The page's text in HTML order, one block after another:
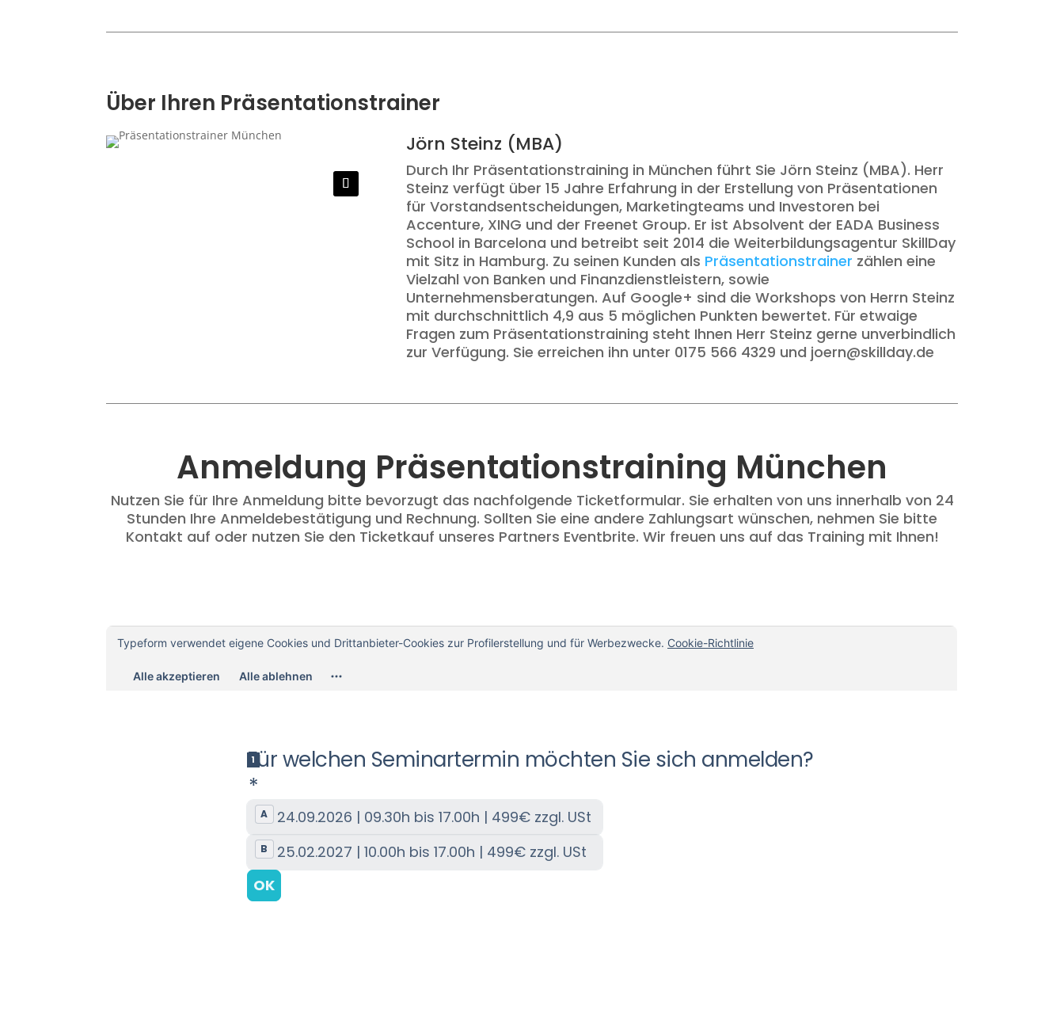
Über Ihren Präsentationstrainer
Jörn Steinz (MBA)
Durch Ihr Präsentationstraining in München führt Sie Jörn Steinz (MBA). Herr
Steinz verfügt über 15 Jahre Erfahrung in der Erstellung von Präsentationen
für Vorstandsentscheidungen, Marketingteams und Investoren bei
Accenture, XING und der Freenet Group. Er ist Absolvent der EADA Business
School in Barcelona und betreibt seit 2014 die Weiterbildungsagentur SkillDay
mit Sitz in Hamburg. Zu seinen Kunden als Präsentationstrainer zählen eine
Vielzahl von Banken und Finanzdienstleistern, sowie
Unternehmensberatungen. Auf Google+ sind die Workshops von Herrn Steinz
mit durchschnittlich 4,9 aus 5 möglichen Punkten bewertet. Für etwaige
Fragen zum Präsentationstraining steht Ihnen Herr Steinz gerne unverbindlich
zur Verfügung. Sie erreichen ihn unter 0175 566 4329 und joern@skillday.de
Anmeldung Präsentationstraining München
Nutzen Sie für Ihre Anmeldung bitte bevorzugt das nachfolgende Ticketformular. Sie erhalten von uns innerhalb von 24
Stunden Ihre Anmeldebestätigung und Rechnung. Sollten Sie eine andere Zahlungsart wünschen, nehmen Sie bitte
Kontakt auf oder nutzen Sie den Ticketkauf unseres Partners Eventbrite. Wir freuen uns auf das Training mit Ihnen!